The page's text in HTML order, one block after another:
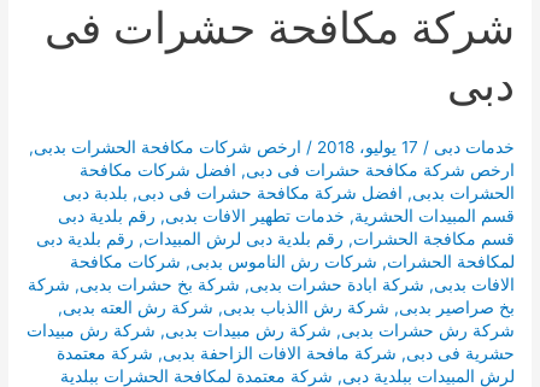
شركة مكافحة حشرات فى
دبى
خدمات دبى / 17 يوليو، 2018 / ارخص شركات مكافحة الحشرات بدبى,
ارخص شركة مكافحة حشرات فى دبى, افضل شركات مكافحة
الحشرات بدبى, افضل شركة مكافحة حشرات فى دبى, بلدبة دبى
قسم المبيدات الحشرية, خدمات تطهير الافات بدبى, رقم بلدية دبى
قسم مكافجة الحشرات, رقم بلدية دبى لرش المبيدات, رقم بلدية دبى
لمكافحة الحشرات, شركات رش الناموس بدبى, شركات مكافحة
الافات بدبى, شركة ابادة حشرات بدبى, شركة بخ حشرات بدبى, شركة
بخ صراصير بدبى, شركة رش االذباب بدبى, شركة رش العته بدبى,
شركة رش حشرات بدبى, شركة رش مبيدات بدبى, شركة رش مبيدات
حشرية فى دبى, شركة مافحة الافات الزاحفة بدبى, شركة معتمدة
لرش المبيدات ببلدية دبى, شركة معتمدة لمكافحة الحشرات ببلدية